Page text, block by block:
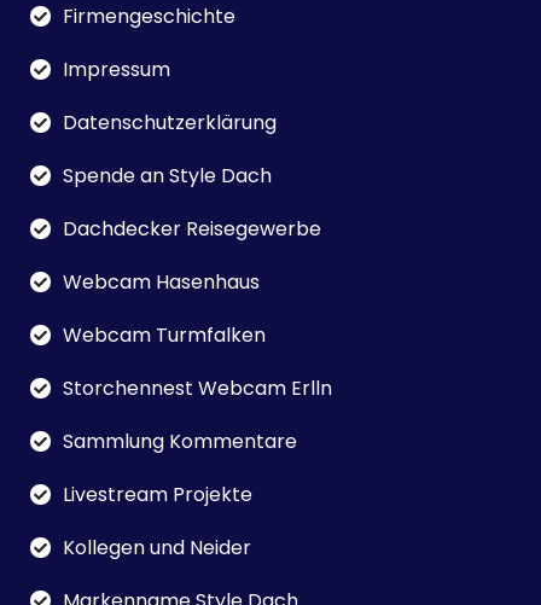
Firmengeschichte
Impressum
Datenschutzerklärung
Spende an Style Dach
Dachdecker Reisegewerbe
Webcam Hasenhaus
Webcam Turmfalken
Storchennest Webcam Erlln
Sammlung Kommentare
Livestream Projekte
Kollegen und Neider